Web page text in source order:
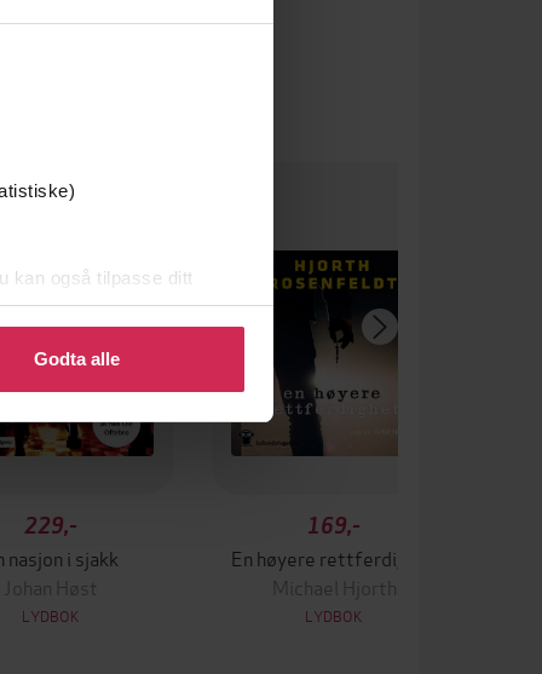
kan også tilpasse ditt
eller endre ditt samtykke.
Godta alle
229,-
nasjon i sjakk
Johan Høst
LYDBOK
169,-
En høyere rettferdighet
Michael Hjorth
LYDBOK